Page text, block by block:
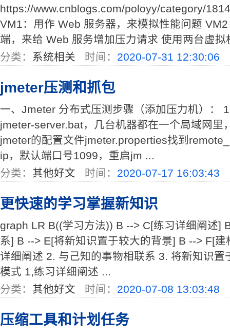
https://www.cnblogs.com/poloyy/category/
VM1：用作 Web 服务器，来模拟性能问题
端，来给 Web 服务增加压力请求 使用两台虚拟
分类： 系统相关 时间： 2020-07-31 12:30:06
jmeter压测和抓包
一、Jmeter 分布式压测步骤（添加压力机）：
jmeter-server.bat，几台机器都在一个局域网里
jmeter的配置文件jmeter.properties找到
ip，默认端口号1099，重启jm ...
分类： 其他好文 时间： 2020-07-17 16:03:43
更快速的学习掌握新知识
graph LR B((学习方法)) B --> C[练习详细阐述]
系] B --> E[将新知识置于较大的背景] B --> F[
详细阐述 2. 与己知的事物相联系 3. 将新知识置
模式 1,练习详细阐述 ...
分类： 其他好文 时间： 2020-07-08 13:03:48
压缩工具和计划任务